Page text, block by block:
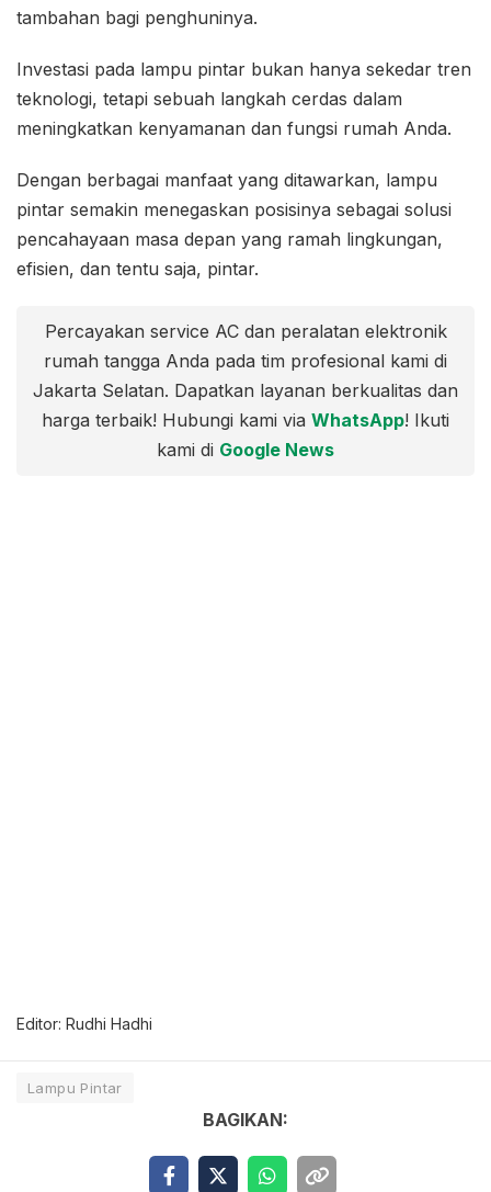
tambahan bagi penghuninya.
Investasi pada lampu pintar bukan hanya sekedar tren
teknologi, tetapi sebuah langkah cerdas dalam
meningkatkan kenyamanan dan fungsi rumah Anda.
Dengan berbagai manfaat yang ditawarkan, lampu
pintar semakin menegaskan posisinya sebagai solusi
pencahayaan masa depan yang ramah lingkungan,
efisien, dan tentu saja, pintar.
Percayakan service AC dan peralatan elektronik
rumah tangga Anda pada tim profesional kami di
Jakarta Selatan. Dapatkan layanan berkualitas dan
harga terbaik! Hubungi kami via WhatsApp! Ikuti
kami di Google News
Editor: Rudhi Hadhi
Lampu Pintar
BAGIKAN: